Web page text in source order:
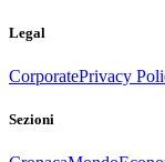
Legal
CorporatePrivacy
Sezioni